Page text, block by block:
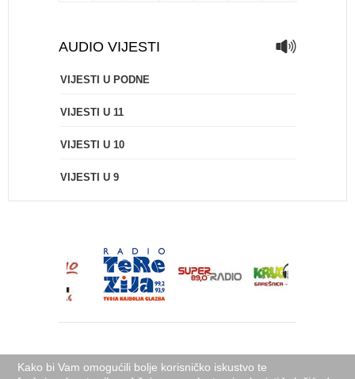
AUDIO VIJESTI
VIJESTI U PODNE
VIJESTI U 11
VIJESTI U 10
VIJESTI U 9
Kako bi Vam omogućili bolje korisničko iskustvo te